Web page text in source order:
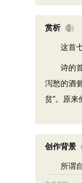
赏析
这首七
诗的首
泻愁的酒
贫”。原来
创作背景
所谓自